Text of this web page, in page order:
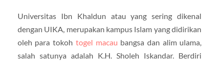
Universitas Ibn Khaldun atau yang sering dikenal
dengan UIKA, merupakan kampus Islam yang didirikan
oleh para tokoh togel macau bangsa dan alim ulama,
salah satunya adalah K.H. Sholeh Iskandar. Berdiri